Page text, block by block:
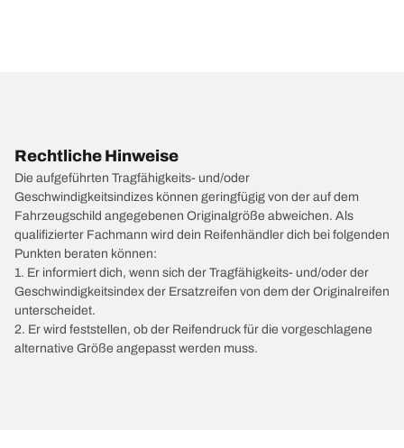
Rechtliche Hinweise
Die aufgeführten Tragfähigkeits- und/oder
Geschwindigkeitsindizes können geringfügig von der auf dem
Fahrzeugschild angegebenen Originalgröße abweichen. Als
qualifizierter Fachmann wird dein Reifenhändler dich bei folgenden
Punkten beraten können:
1. Er informiert dich, wenn sich der Tragfähigkeits- und/oder der
Geschwindigkeitsindex der Ersatzreifen von dem der Originalreifen
unterscheidet.
2. Er wird feststellen, ob der Reifendruck für die vorgeschlagene
alternative Größe angepasst werden muss.